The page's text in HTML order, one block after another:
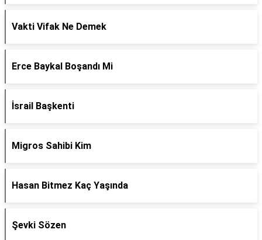
Vakti Vifak Ne Demek
Erce Baykal Boşandı Mi
İsrail Başkenti
Migros Sahibi Kim
Hasan Bitmez Kaç Yaşında
Şevki Sözen